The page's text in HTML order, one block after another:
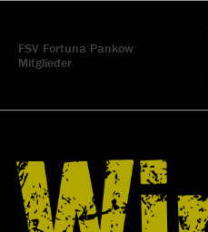
FSV Fortuna Pankow
Mitglieder